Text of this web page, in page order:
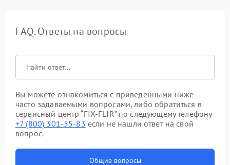
FAQ. Ответы на вопросы
Вы можете ознакомиться с приведенными ниже
часто задаваемыми вопросами, либо обратиться в
сервисный центр “FIX-FLIR” по следующему телефону
+7 (800) 301-55-83 если не нашли ответ на свой
вопрос.
Общие вопросы